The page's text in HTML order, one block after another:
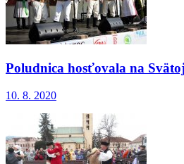
Poludnica hosťovala na
10. 8. 2020